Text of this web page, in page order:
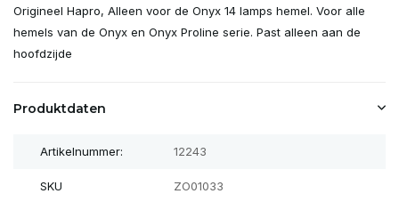
Origineel Hapro, Alleen voor de Onyx 14 lamps hemel. Voor alle
hemels van de Onyx en Onyx Proline serie. Past alleen aan de
hoofdzijde
Produktdaten
Artikelnummer: 12243
SKU ZO01033